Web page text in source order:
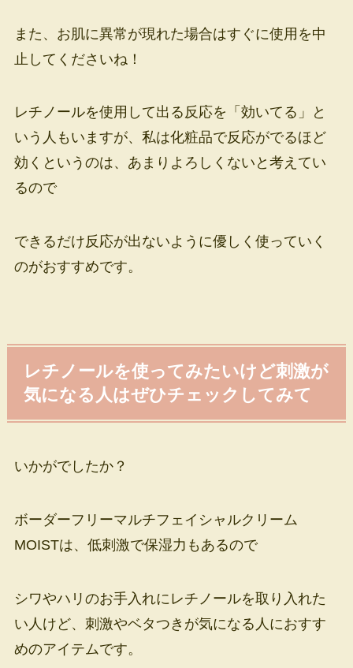
また、お肌に異常が現れた場合はすぐに使用を中
止してくださいね！
レチノールを使用して出る反応を「効いてる」と
いう人もいますが、私は化粧品で反応がでるほど
効くというのは、あまりよろしくないと考えてい
るので
できるだけ反応が出ないように優しく使っていく
のがおすすめです。
レチノールを使ってみたいけど刺激が
気になる人はぜひチェックしてみて
いかがでしたか？
ボーダーフリーマルチフェイシャルクリーム
MOISTは、低刺激で保湿力もあるので
シワやハリのお手入れにレチノールを取り入れた
い人けど、刺激やベタつきが気になる人におすす
めのアイテムです。